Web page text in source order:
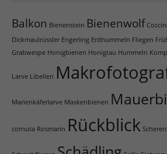
Balkon Bienenstein Bienenwolf
Dickmaulrüssler Engerling Erdhummeln Fliegen
Grabwespe Honigbienen Honigtau Hummeln
Larve Libellen
Marienkäferlarve Maskenbienen
cornuta Rosmarin Rückblick